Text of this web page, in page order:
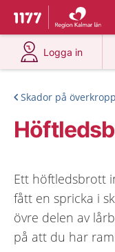
Till startsidan för
Du har valt
Logga in
på 1177.se
Skador på
Ett höftledsbrott
fått en spricka i
övre delen av
på att du har